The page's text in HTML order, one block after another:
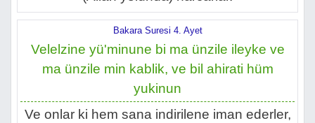
Bakara Suresi 4. Ayet
Velelzine yü'minune bi ma ünzile ileyke ve
ma ünzile min kablik, ve bil ahirati hüm
yukinun
Ve onlar ki hem sana indirilene iman ederler,